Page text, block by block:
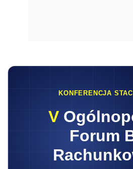
KONFERENCJA
V
Forum